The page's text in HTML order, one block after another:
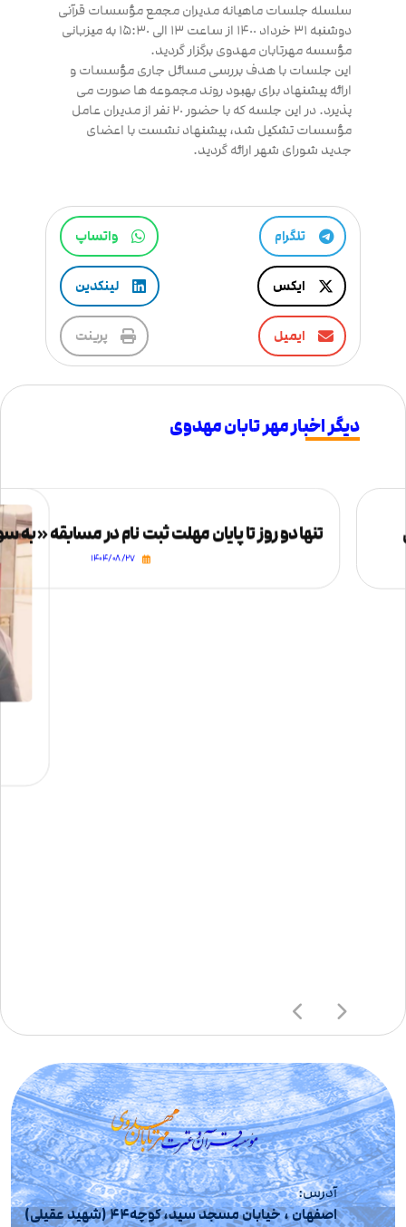
سلسله جلسات ماهیانه مدیران مجمع مؤسسات قرآنی
دوشنبه ٣١ خرداد ١۴٠٠ از ساعت ١٣ الی ١۵:٣٠ به میزبانی
مؤسسه مهرتابان مهدوی برگزار گردید.
این جلسات با هدف بررسی مسائل جاری مؤسسات و
ارائه پیشنهاد برای بهبود روند مجموعه ها صورت می
پذیرد. در این جلسه که با حضور ٢٠ نفر از مدیران عامل
مؤسسات تشکیل شد، پیشنهاد نشست با اعضای
جدید شورای شهر ارائه گردید.
تلگرام واتساپ
ایکس لینکدین
ایمیل پرینت
دیگر اخبار مهر تابان مهدوی
تنها دو روز تا پایان مهلت ثبت نام در مسابقه
۱۴۰۴/۰۸/۲۷
آدرس:
اصفهان ، خیابان مسجد سید، کوچه44 (شهید عقیلی)